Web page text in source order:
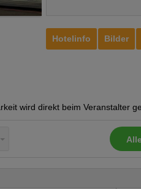
Hotelinfo Bilder
wird direkt beim Veranstalter